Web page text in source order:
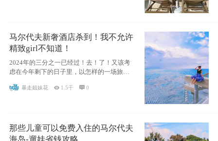
马尔代夫新奢酒店杀到！我不允许
精致girl不知道！
2024年的三分之一已经过！去！了！又该考
虑在今年剩下的日子里，以怎样的一场旅行
暴走姐妹花  1.5千 0
那些儿童可以免费入住的马尔代夫